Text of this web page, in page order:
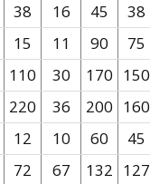
38 16 45 38
15 11 90 75
110 30 170 150
220 36 200 160
12 10 60 45
72 67 132 127